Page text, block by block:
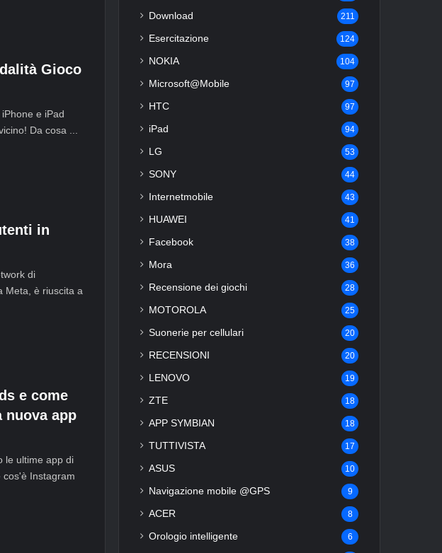
Gioco
e iPad
Da cosa ...
in
di
Meta, è riuscita a
e come
nuova app
le ultime app di
Instagram
Download 211
Esercitazione 124
NOKIA 104
Microsoft@Mobile 97
HTC 97
iPad 94
LG 53
SONY 44
Internetmobile 43
HUAWEI 41
Facebook 38
Mora 36
Recensione dei giochi 28
MOTOROLA 25
Suonerie per cellulari 20
RECENSIONI 20
LENOVO 19
ZTE 18
APP SYMBIAN 18
TUTTIVISTA 17
ASUS 10
Navigazione mobile @GPS 9
ACER 8
Orologio intelligente 6